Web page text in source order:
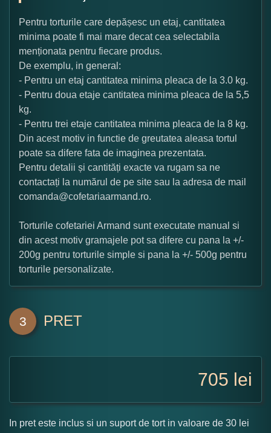
Pentru torturile care depășesc un etaj, cantitatea
minima poate fi mai mare decat cea selectabila
menționata pentru fiecare produs.
De exemplu, in general:
- Pentru un etaj cantitatea minima pleaca de la 3.0 kg.
- Pentru doua etaje cantitatea minima pleaca de la 5,5
kg.
- Pentru trei etaje cantitatea minima pleaca de la 8 kg.
Din acest motiv in functie de greutatea aleasa tortul
poate sa difere fata de imaginea prezentata.
Pentru detalii și cantități exacte va rugam sa ne
contactați la numărul de pe site sau la adresa de mail
comanda@cofetariaarmand.ro.
Torturile cofetariei Armand sunt executate manual si
din acest motiv gramajele pot sa difere cu pana la +/-
200g pentru torturile simple si pana la +/- 500g pentru
torturile personalizate.
3 PRET
705 lei
In pret este inclus si un suport de tort in valoare de 30 lei